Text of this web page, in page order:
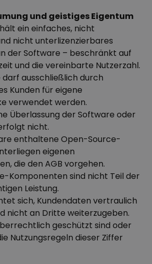
und geistiges Eigentum
ein einfaches, nicht
nicht unterlizenzierbares
der Software – beschränkt auf
und die vereinbarte Nutzerzahl.
darf ausschließlich durch
Kunden für eigene
verwendet werden.
Überlassung der Software oder
nicht.
enthaltene Open-Source-
eigenen
die den AGB vorgehen.
Komponenten sind nicht Teil der
Leistung.
sich, Kundendaten vertraulich
nicht an Dritte weiterzugeben.
geschützt sind oder
Nutzungsregeln dieser Ziffer